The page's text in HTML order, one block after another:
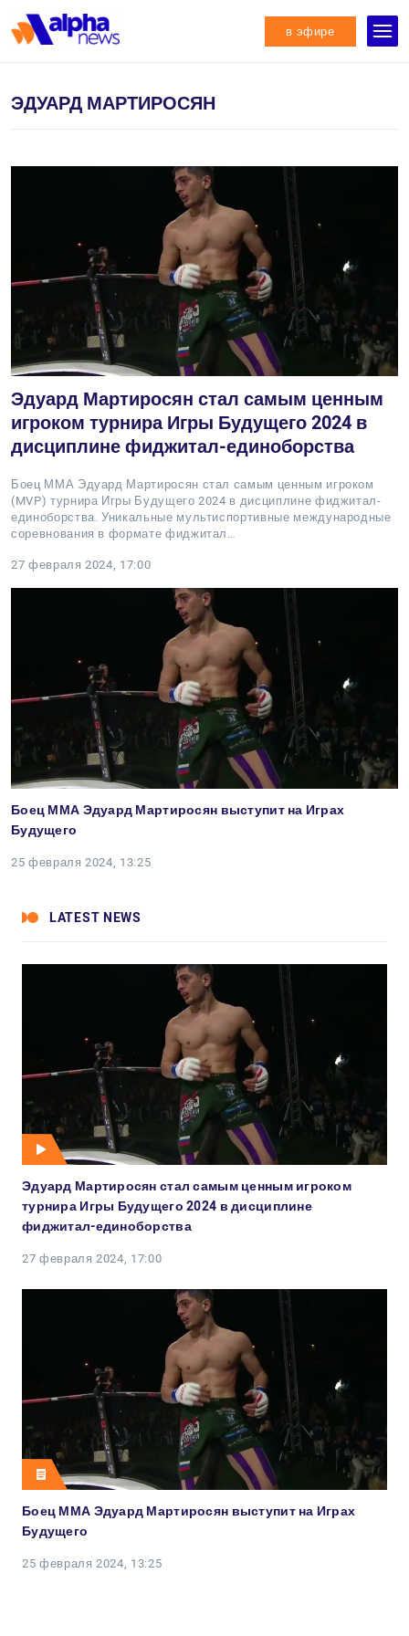
в эфире
ЭДУАРД МАРТИРОСЯН
Эдуард Мартиросян стал самым ценным
игроком турнира Игры Будущего 2024 в
дисциплине фиджитал-единоборства
Боец ММА Эдуард Мартиросян стал самым ценным игроком
(MVP) турнира Игры Будущего 2024 в дисциплине фиджитал-
единоборства. Уникальные мультиспортивные международные
соревнования в формате фиджитал…
27 февраля 2024, 17:00
Боец ММА Эдуард Мартиросян выступит на Играх
Будущего
25 февраля 2024, 13:25
LATEST NEWS
Эдуард Мартиросян стал самым ценным игроком
турнира Игры Будущего 2024 в дисциплине
фиджитал-единоборства
27 февраля 2024, 17:00
Боец ММА Эдуард Мартиросян выступит на Играх
Будущего
25 февраля 2024, 13:25